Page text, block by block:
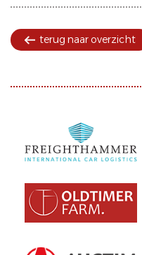
terug naar overzicht